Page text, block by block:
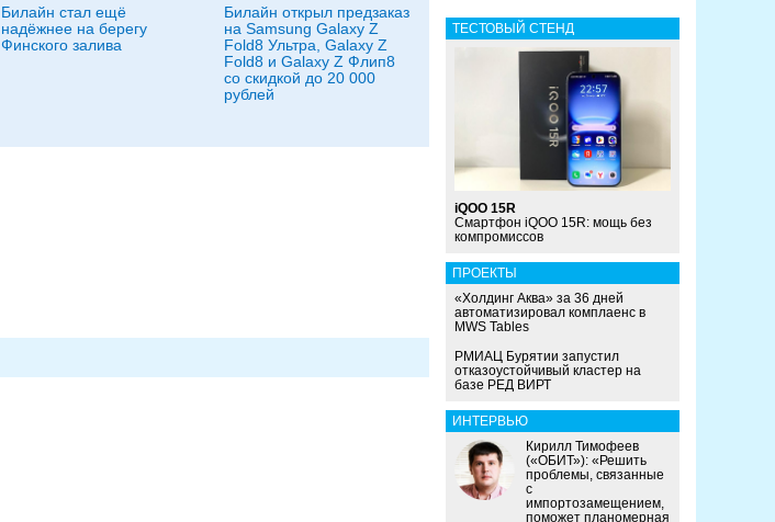
Билайн стал ещё
надёжнее на берегу
Финского залива
Билайн открыл предзаказ
на Samsung Galaxy Z
Fold8 Ультра, Galaxy Z
Fold8 и Galaxy Z Флип8
со скидкой до 20 000
рублей
ТЕСТОВЫЙ СТЕНД
iQOO 15R
Смартфон iQOO 15R: мощь без
компромиссов
ПРОЕКТЫ
«Холдинг Аква» за 36 дней
автоматизировал комплаенс в
MWS Tables
РМИАЦ Бурятии запустил
отказоустойчивый кластер на
базе РЕД ВИРТ
ИНТЕРВЬЮ
Кирилл Тимофеев
(«ОБИТ»): «Решить
проблемы, связанные
с
импортозамещением,
поможет планомерная